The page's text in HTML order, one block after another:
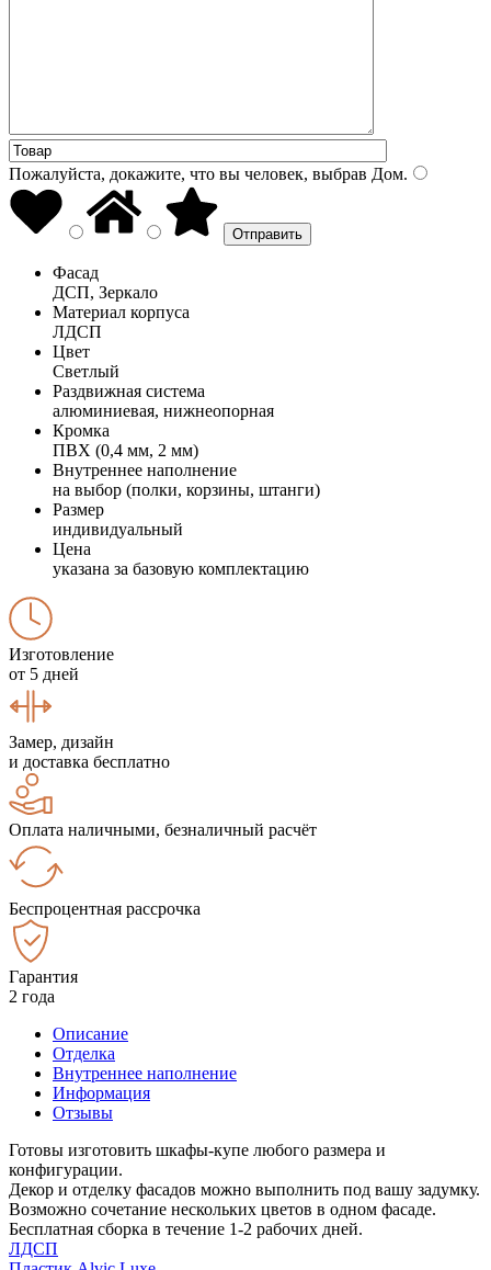
Пожалуйста, докажите, что вы человек, выбрав Дом.
Фасад
ДСП, Зеркало
Материал корпуса
ЛДСП
Цвет
Светлый
Раздвижная система
алюминиевая, нижнеопорная
Кромка
ПВХ (0,4 мм, 2 мм)
Внутреннее наполнение
на выбор (полки, корзины, штанги)
Размер
индивидуальный
Цена
указана за базовую комплектацию
Изготовление
от 5 дней
Замер, дизайн
и доставка бесплатно
Оплата наличными, безналичный расчёт
Беспроцентная рассрочка
Гарантия
2 года
Описание
Отделка
Внутреннее наполнение
Информация
Отзывы
Готовы изготовить шкафы-купе любого размера и
конфигурации.
Декор и отделку фасадов можно выполнить под вашу задумку.
Возможно сочетание нескольких цветов в одном фасаде.
Бесплатная сборка в течение 1-2 рабочих дней.
ЛДСП